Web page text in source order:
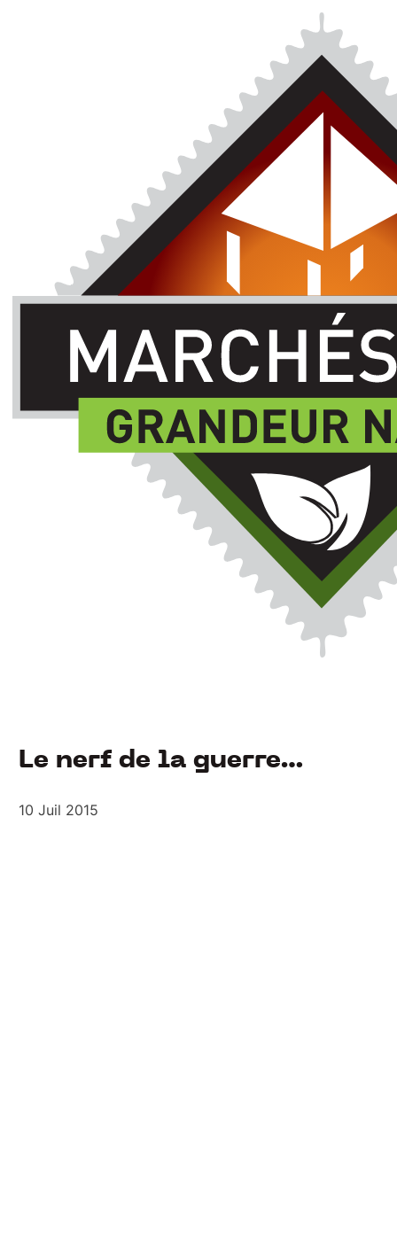
Le nerf de la guerre…
10 Juil 2015